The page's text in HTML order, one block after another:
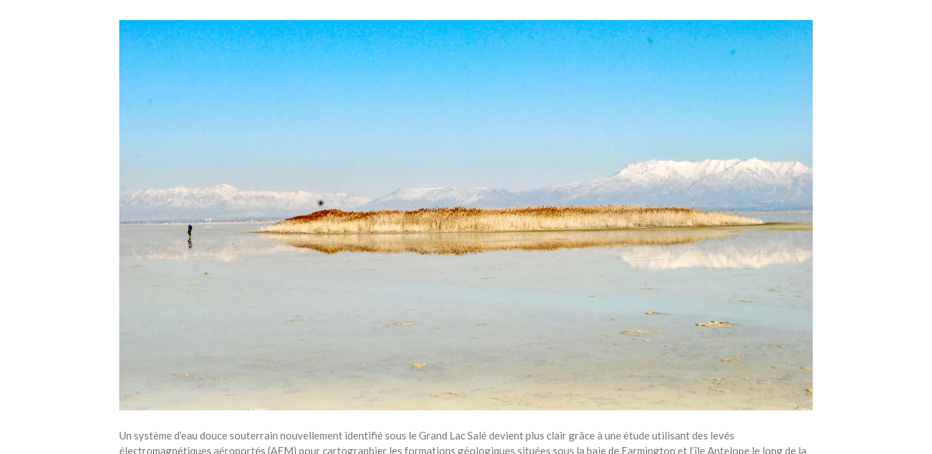
guide pour les citoyens et les
électeurs
Toits verts | Association
automatique pour prédire le
succès d’une invasion – The
Recent Comments
Aucun commentaire à afficher.
Un système d’eau douce souterrain nouvellement identifié sous le Grand Lac Salé devient plus clair grâce à une étude utilisant des levés
électromagnétiques aéroportés (AEM) pour cartographier les formations géologiques situées sous la baie de Farmington et l’île Antelope le long de la